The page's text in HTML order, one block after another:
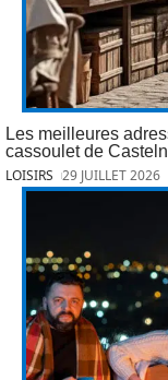
Les meilleures
cassoulet de
LOISIRS 29 JUILLET 2026